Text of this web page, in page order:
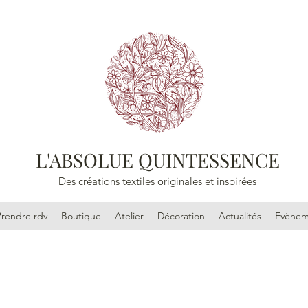
L'ABSOLUE QUINTESSENCE
Des créations textiles originales et inspirées
rdv Boutique Atelier Décoration Actualités